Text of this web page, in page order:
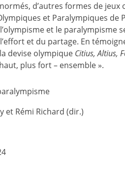
d’autres formes de jeux
et Paralympiques de
et le paralympisme
et du partage. En
devise olympique Citius, Altius,
plus fort – ensemble ».
et Rémi Richard (dir.)